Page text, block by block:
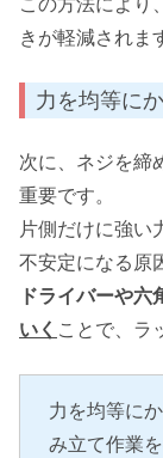
この方法により
きが軽減されま
力を均等に
次に、ネジを締
重要です。
片側だけに強い
不安定になる原
ドライバーや六
いく ことで、ラ
力を均等に
み立て作業